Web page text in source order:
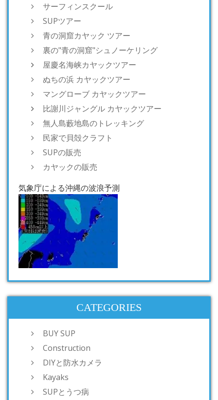
サーフィンスクール
SUPツアー
青の洞窟カヤック ツアー
裏の"青の洞窟"シュノーケリング
屋慶名海峡カヤックツアー
ぬちの浜 カヤックツアー
マングローブ カヤックツアー
比謝川ジャングル カヤックツアー
無人島藪地島のトレッキング
民家で貝殻クラフト
SUPの販売
カヤックの販売
気象庁による沖縄の波浪予測
CATEGORIES
BUY SUP
Construction
DIYと防水カメラ
Kayaks
SUPとうつ病